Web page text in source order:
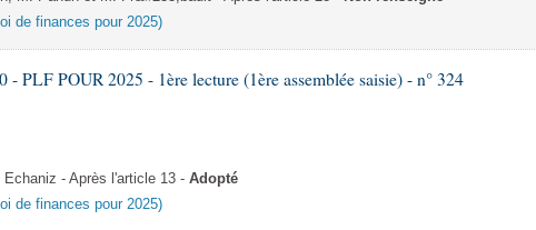
de finances pour 2025)
- PLF POUR 2025 - 1ère lecture (1ère assemblée saisie) - n° 324
- Après l'article 13 - Adopté
de finances pour 2025)